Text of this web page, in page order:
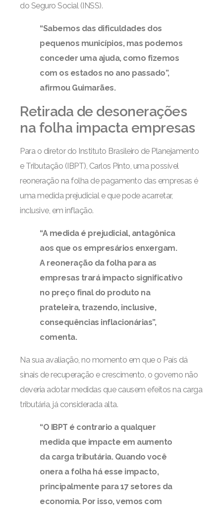
do Seguro Social (INSS).
“Sabemos das dificuldades dos
pequenos municípios, mas podemos
conceder uma ajuda, como fizemos
com os estados no ano passado”,
afirmou Guimarães.
Retirada de desonerações
na folha impacta empresas
Para o diretor do Instituto Brasileiro de Planejamento
e Tributação (IBPT), Carlos Pinto, uma possível
reoneração na folha de pagamento das empresas é
uma medida prejudicial e que pode acarretar,
inclusive, em inflação.
“A medida é prejudicial, antagônica
aos que os empresários enxergam.
A reoneração da folha para as
empresas trará impacto significativo
no preço final do produto na
prateleira, trazendo, inclusive,
consequências inflacionárias”,
comenta.
Na sua avaliação, no momento em que o País dá
sinais de recuperação e crescimento, o governo não
deveria adotar medidas que causem efeitos na carga
tributária, já considerada alta.
“O IBPT é contrario a qualquer
medida que impacte em aumento
da carga tributária. Quando você
onera a folha há esse impacto,
principalmente para 17 setores da
economia. Por isso, vemos com